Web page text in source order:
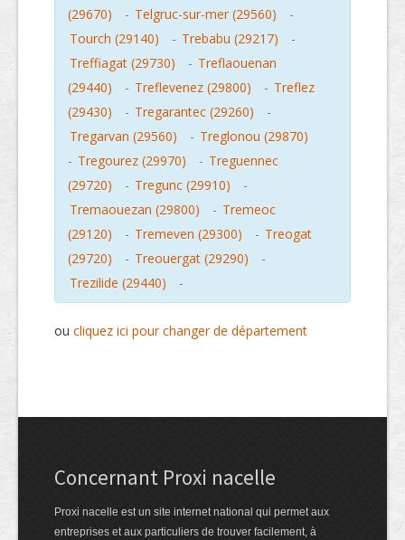
(29670)
- Telgruc-sur-mer (29560)
-
Tourch (29140)
- Trebabu (29217)
-
Treffiagat (29730)
- Treflaouenan
(29440)
- Treflevenez (29800) - Treflez
(29430)
- Tregarantec (29260)
-
Tregarvan (29560)
- Treglonou (29870)
- Tregourez (29970) - Treguennec
(29720)
- Tregunc (29910)
-
Tremaouezan (29800)
- Tremeoc
(29120)
- Tremeven (29300) - Treogat
(29720)
- Treouergat (29290)
-
Trezilide (29440)
-
ou cliquez ici pour changer de département
Concernant Proxi nacelle
Proxi nacelle est un site internet national qui permet aux
entreprises et aux particuliers de trouver facilement, à